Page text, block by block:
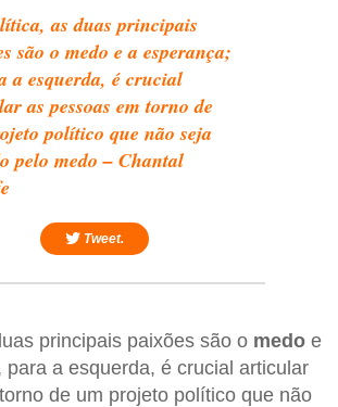
as duas principais
são o medo e a esperança;
a esquerda, é crucial
as pessoas em torno de
político que não seja
pelo medo – Chantal
Tweet.
principais paixões são o medo e
para a esquerda, é crucial articular
de um projeto político que não